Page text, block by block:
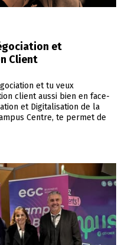
et
Client
et tu veux
client aussi bien en face-
et Digitalisation de la
Centre, te permet de